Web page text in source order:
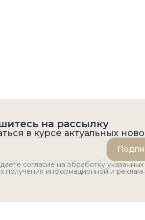
на рассылку
в курсе актуальных
согласие на обработку указанных
получения информационной и